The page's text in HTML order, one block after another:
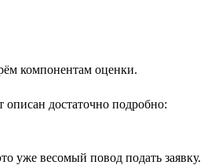
компонентам оценки.
достаточно подробно:
уже весомый повод подать заявку.